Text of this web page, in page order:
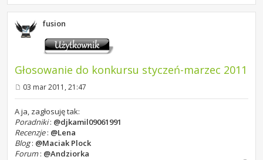
fusion
Głosowanie do konkursu styczeń-marzec 2011
o
s
t
03 mar 2011, 21:47
A ja, zagłosuję tak:
Poradniki: @djkamil09061991
Recenzje: @Lena
Blog: @Maciak Plock
Forum: @Andziorka